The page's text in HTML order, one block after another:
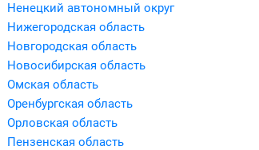
Ненецкий автономный округ
Нижегородская область
Новгородская область
Новосибирская область
Омская область
Оренбургская область
Орловская область
Пензенская область